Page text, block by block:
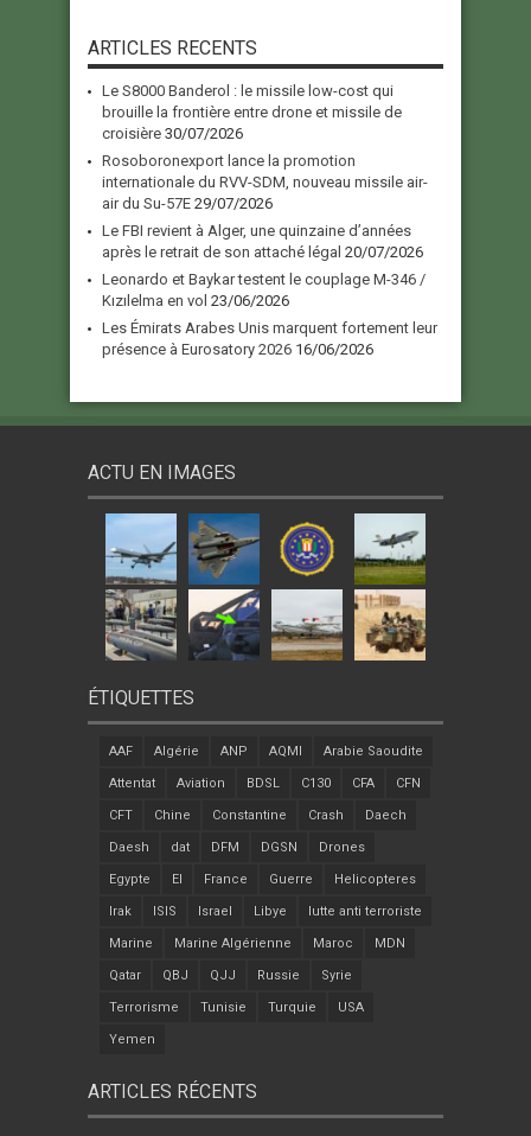
ARTICLES RECENTS
Le S8000 Banderol : le missile low-cost qui
brouille la frontière entre drone et missile de
croisière 30/07/2026
Rosoboronexport lance la promotion
internationale du RVV-SDM, nouveau missile air-
air du Su-57E 29/07/2026
Le FBI revient à Alger, une quinzaine d’années
après le retrait de son attaché légal 20/07/2026
Leonardo et Baykar testent le couplage M-346 /
Kızılelma en vol 23/06/2026
Les Émirats Arabes Unis marquent fortement leur
présence à Eurosatory 2026 16/06/2026
ACTU EN IMAGES
ÉTIQUETTES
AAF Algérie ANP AQMI Arabie Saoudite
Attentat Aviation BDSL C130 CFA CFN
CFT Chine Constantine Crash Daech
Daesh dat DFM DGSN Drones
Egypte EI France Guerre Helicopteres
Irak ISIS Israel Libye lutte anti terroriste
Marine Marine Algérienne Maroc MDN
Qatar QBJ QJJ Russie Syrie
Terrorisme Tunisie Turquie USA
Yemen
ARTICLES RÉCENTS